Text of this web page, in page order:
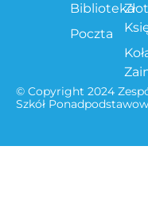
Biblioteka
Poczta
© Copyright 2024
Szkół